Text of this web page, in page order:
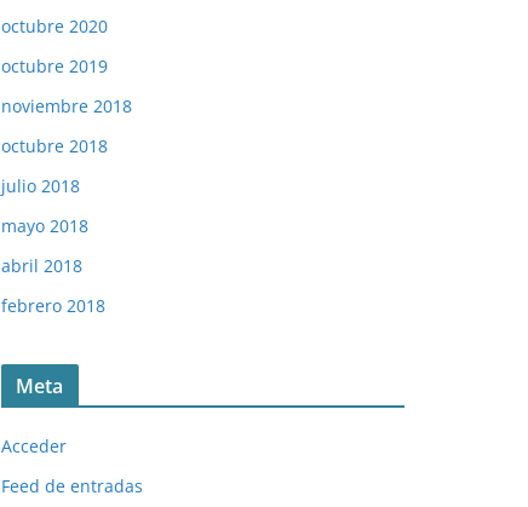
octubre 2020
octubre 2019
noviembre 2018
octubre 2018
julio 2018
mayo 2018
abril 2018
febrero 2018
Meta
Acceder
Feed de entradas